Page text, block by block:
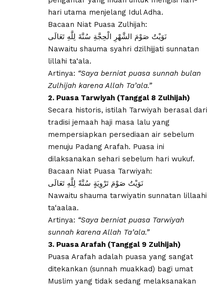
hari utama menjelang Idul Adha.
​Bacaan Niat Puasa Zulhijah:
نَوَيْتُ صَوْمَ الشَّهْرِ الْحِجَّةِ سُنَّةَ لِلَّهِ تَعَالَى
Nawaitu shauma syahri dzilhijjati sunnatan
lillahi ta‘ala.
Artinya: “Saya berniat puasa sunnah bulan
Zulhijah karena Allah Ta’ala.”
2. Puasa Tarwiyah (Tanggal 8 Zulhijah)
​Secara historis, istilah Tarwiyah berasal dari
tradisi jemaah haji masa lalu yang
mempersiapkan persediaan air sebelum
menuju Padang Arafah. Puasa ini
dilaksanakan sehari sebelum hari wukuf.
Bacaan Niat Puasa Tarwiyah:
نَوَيْتُ صَوْمَ تَرْوِيَةٍ سُنَّةً لِلَّهِ تَعَالَى
Nawaitu shauma tarwiyatin sunnatan lillaahi
ta‘aalaa.
Artinya: “Saya berniat puasa Tarwiyah
sunnah karena Allah Ta’ala.”
​3. Puasa Arafah (Tanggal 9 Zulhijah)
​Puasa Arafah adalah puasa yang sangat
ditekankan (sunnah muakkad) bagi umat
Muslim yang tidak sedang melaksanakan